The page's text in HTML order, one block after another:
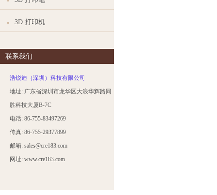
3D 打印机
联系我们
浩锐迪（深圳）科技有限公司
地址: 广东省深圳市龙华区大浪华辉路同
胜科技大厦B-7C
电话: 86-755-83497269
传真: 86-755-29377899
邮箱: sales@cre183.com
网址: www.cre183.com